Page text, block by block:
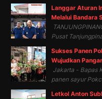
Langgar Aturan
Melalui Bandara
Pusat
Sukses Panen
Wujudkan
Jakarta - Bapas
panen sayur
Letkol Anton